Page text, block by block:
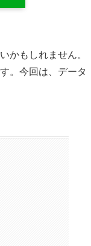
かもしれません。
。今回は、データ